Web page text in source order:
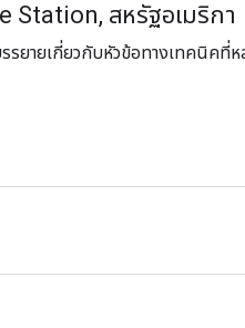
Station, สหรัฐอเมริกา
ายเกี่ยวกับหัวข้อทางเทคนิคที่ห